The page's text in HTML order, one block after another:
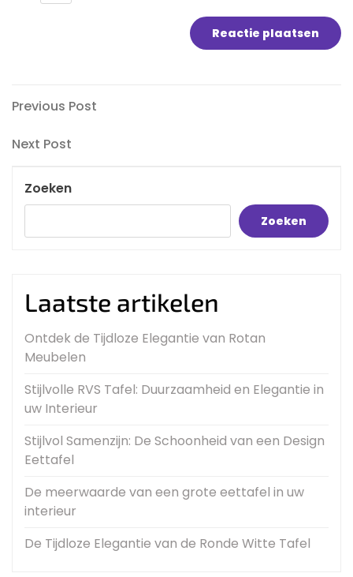
Bericht
navigatie
Previous
Previous Post
Next
Next Post
Zoeken
Zoeken
Laatste artikelen
Ontdek de Tijdloze Elegantie van Rotan
Meubelen
Stijlvolle RVS Tafel: Duurzaamheid en Elegantie in
uw Interieur
Stijlvol Samenzijn: De Schoonheid van een Design
Eettafel
De meerwaarde van een grote eettafel in uw
interieur
De Tijdloze Elegantie van de Ronde Witte Tafel